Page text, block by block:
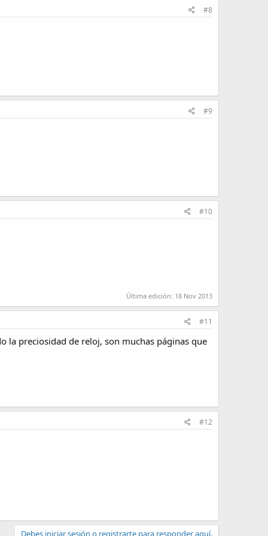
#8
#9
#10
Última edición: 18 Nov 2013
#11
la preciosidad de reloj, son muchas páginas que
#12
Debes iniciar sesión o registrarte para responder aquí.